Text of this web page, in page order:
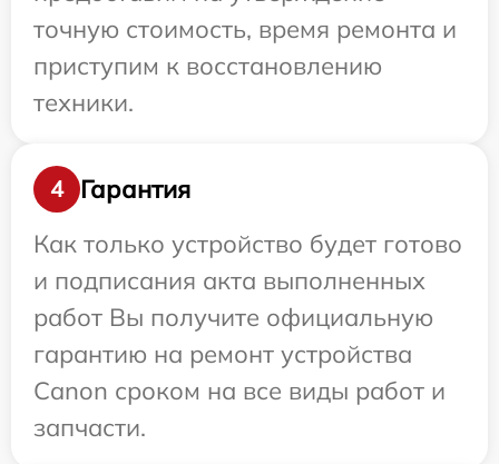
точную стоимость, время ремонта и
приступим к восстановлению
техники.
4
Гарантия
Как только устройство будет готово
и подписания акта выполненных
работ Вы получите официальную
гарантию на ремонт устройства
Canon сроком на все виды работ и
запчасти.